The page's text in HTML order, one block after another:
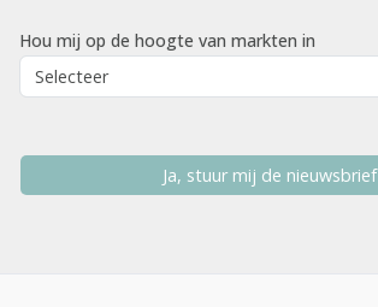
Hou mij op de hoogte van markten in
Ja, stuur mij de nieuwsbrief